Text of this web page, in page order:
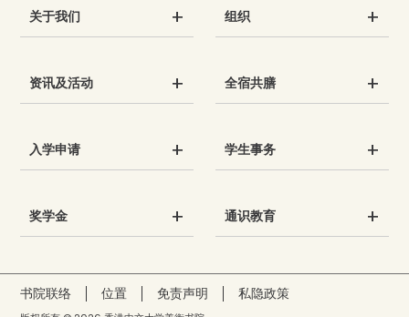
关于我们 组织
资讯及活动 全宿共膳
入学申请 学生事务
奖学金 通识教育
书院联络 位置 免责声明 私隐政策